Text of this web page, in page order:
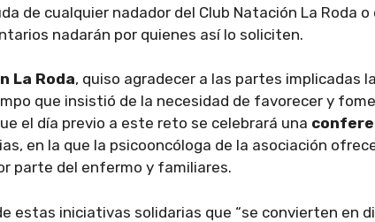
de cualquier nadador del Club Natación La Roda o
nadarán por quienes así lo soliciten.
La Roda, quiso agradecer a las partes implicadas la
que insistió de la necesidad de favorecer y
el día previo a este reto se celebrará una
en la que la psicooncóloga de la asociación
parte del enfermo y familiares.
estas iniciativas solidarias que “se convierten en